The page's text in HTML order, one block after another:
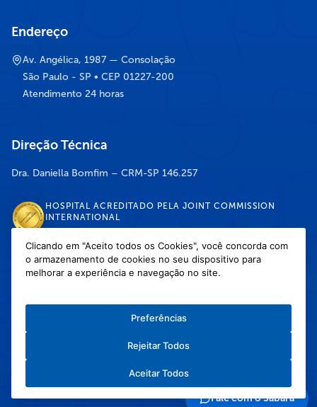
Fale com o Sabará
Endereço
Av. Angélica, 1987 — Consolação
São Paulo - SP • CEP 01227-200
Atendimento 24 horas
Direção Técnica
Dra. Daniella Bomfim – CRM-SP 146.257
HOSPITAL ACREDITADO PELA JOINT COMMISSION
INTERNATIONAL
DISPONÍVEL NAS LOJAS
Política de Cookies
Copyright © 2026 Hospital Infantil Sabará — Todos os direitos reservados.
Clicando em "Aceito todos os Cookies", você concorda com
o armazenamento de cookies no seu dispositivo para
melhorar a experiência e navegação no site.
Preferências
Rejeitar Todos
Aceitar Todos